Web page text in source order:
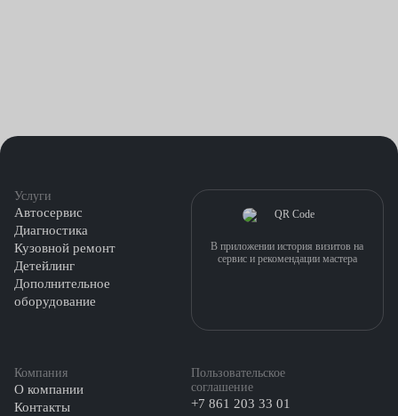
Услуги
Автосервис
Диагностика
Кузовной ремонт
Детейлинг
Дополнительное
оборудование
Компания
О компании
Контакты
Пользовательское
соглашение
+7 861 203 33 01
В приложении история визитов на
сервис и рекомендации мастера